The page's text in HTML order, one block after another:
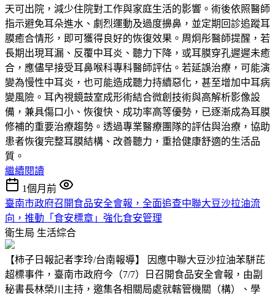
天可出院，減少住院對工作與家庭生活的影響。術後依照醫師
指示避免耳朵進水、劇烈運動及過度擤鼻，並定期回診追蹤耳
膜癒合情形，即可獲得良好的恢復效果。周炯彤醫師提醒，若
長期出現耳漏、反覆中耳炎、聽力下降，或耳膜穿孔遲遲未癒
合，應儘早接受耳鼻喉科專科醫師評估。若延誤治療，可能演
變為慢性中耳炎，也可能造成聽力持續惡化，甚至增加中耳病
變風險。耳內視鏡鼓室成形術結合微創技術與高解析影像設
備，兼具傷口小、恢復快、成功率高等優勢，已逐漸成為耳膜
修補的重要治療趨勢。透過專業醫療團隊的評估與治療，協助
患者恢復完整耳膜結構、改善聽力，重拾健康舒適的生活品
質。
繼續閱讀
1個月前
臺南市政府召開食品安全會報，全面追查中聯大豆沙拉油流
向，推動「食安標章」強化食安管理
衛生局 生活綜合
【柿子日報記者李玲/台南報導】 因應中聯大豆沙拉油苯駢芘
超標事件，臺南市政府今（7/7）日召開食品安全會報，由副
秘書長林榮川主持，邀集各相關局處就轄管機關（構）、學